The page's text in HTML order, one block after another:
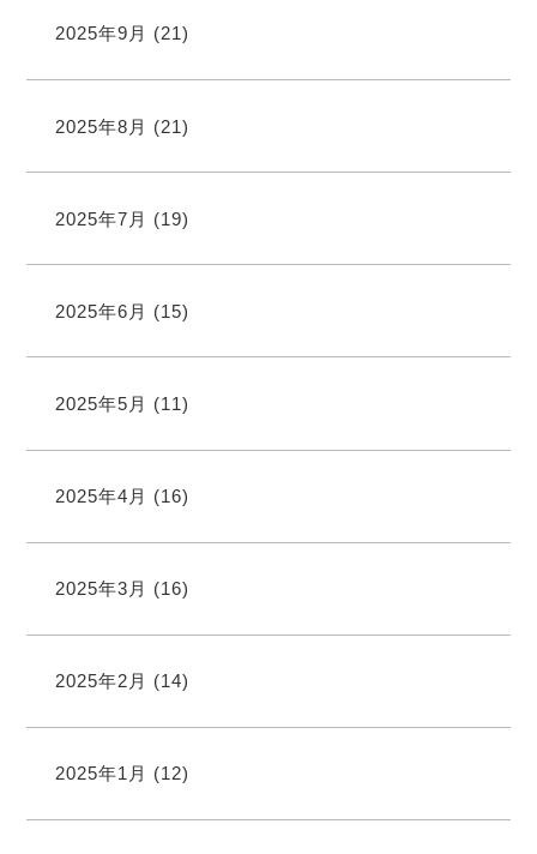
2025年9月 (21)
2025年8月 (21)
2025年7月 (19)
2025年6月 (15)
2025年5月 (11)
2025年4月 (16)
2025年3月 (16)
2025年2月 (14)
2025年1月 (12)